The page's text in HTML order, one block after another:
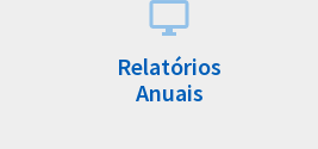
Relatórios
Anuais